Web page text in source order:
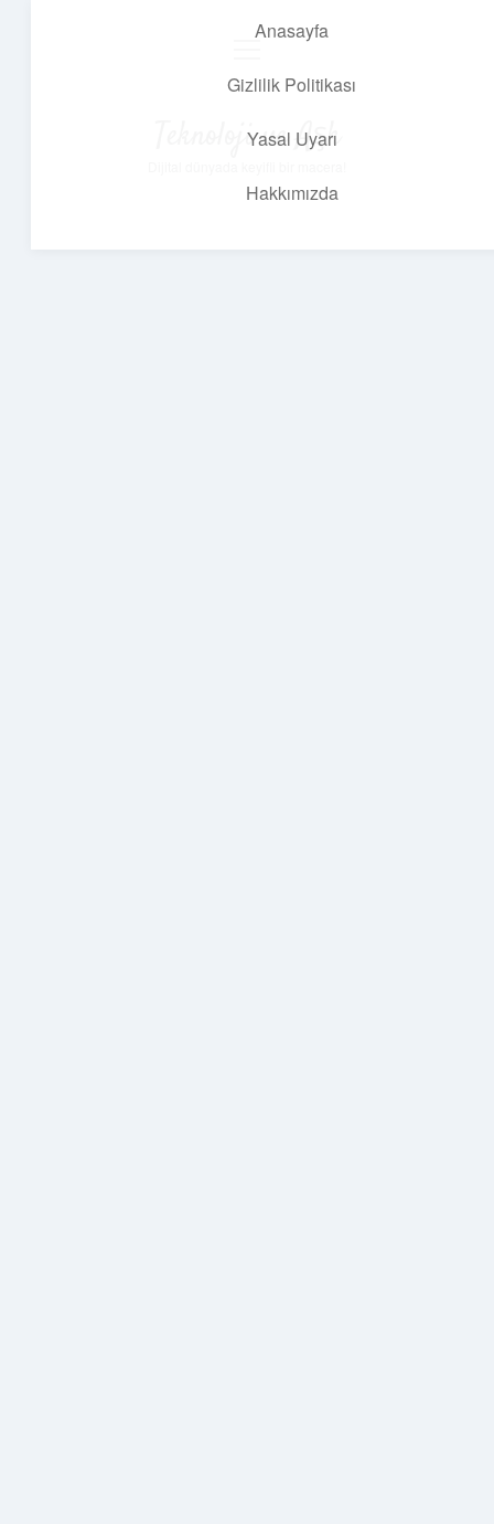
Anasayfa
Gizlilik Politikası
Yasal Uyarı
Hakkımızda
Teknoloji ve Aşk